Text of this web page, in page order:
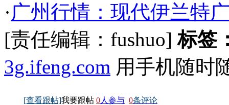
·广州行情：现代伊兰特
[责任编辑：fushuo]标签
3g.ifeng.com 用手机随时
[查看跟帖]我要跟帖 0人参与 0条评论